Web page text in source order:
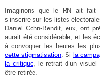
Imaginons que le RN ait fait
s’inscrire sur les listes
Daniel Cohn-Bendit, eux, ont
aurait été considérable, et les
à convoquer les heures les
cette stigmatisation. Si la
la critique, le retrait d’un
être retirée.